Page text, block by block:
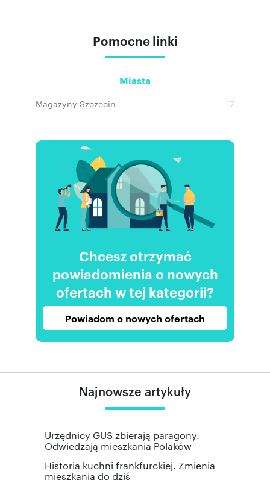
Pomocne linki
Miasta
Magazyny Szczecin 17
Chcesz otrzymać
powiadomienia o nowych
ofertach w tej kategorii?
Powiadom o nowych ofertach
Najnowsze artykuły
Urzędnicy GUS zbierają paragony.
Odwiedzają mieszkania Polaków
Historia kuchni frankfurckiej. Zmienia
mieszkania do dziś